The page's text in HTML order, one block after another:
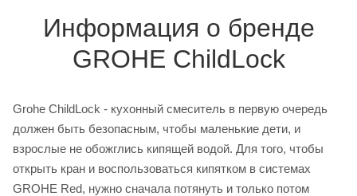
Информация о бренде
GROHE ChildLock
Grohe ChildLock - кухонный смеситель в первую очередь
должен быть безопасным, чтобы маленькие дети, и
взрослые не обожглись кипящей водой. Для того, чтобы
открыть кран и воспользоваться кипятком в системах
GROHE Red, нужно сначала потянуть и только потом